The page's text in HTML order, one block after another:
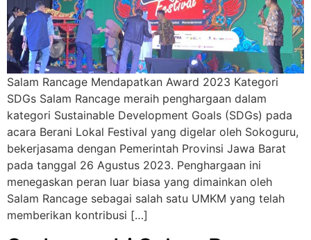
Salam Rancage Mendapatkan Award 2023 Kategori
SDGs Salam Rancage meraih penghargaan dalam
kategori Sustainable Development Goals (SDGs) pada
acara Berani Lokal Festival yang digelar oleh Sokoguru,
bekerjasama dengan Pemerintah Provinsi Jawa Barat
pada tanggal 26 Agustus 2023. Penghargaan ini
menegaskan peran luar biasa yang dimainkan oleh
Salam Rancage sebagai salah satu UMKM yang telah
memberikan kontribusi […]